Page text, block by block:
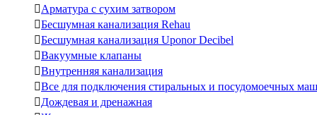
Арматура с сухим затвором
Бесшумная канализация Rehau
Бесшумная канализация Uponor Decibel
Вакуумные клапаны
Внутренняя канализация
Все для подключения стиральных и посудомоечных
Дождевая и дренажная